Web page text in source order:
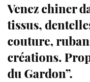
Venez chiner
tissus,
couture,
créations.
du Gardon”.